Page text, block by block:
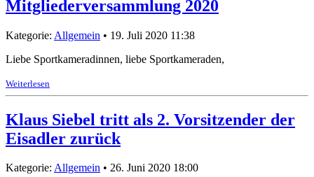
Mitgliederversammlung 2020
Kategorie: Allgemein • 19. Juli 2020 11:38
Liebe Sportkameradinnen, liebe Sportkameraden,
Weiterlesen
Klaus Siebel tritt als 2. Vorsitzender der
Eisadler zurück
Kategorie: Allgemein • 26. Juni 2020 18:00